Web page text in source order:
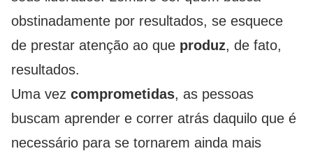
obstinadamente por resultados, se esquece
de prestar atenção ao que produz, de fato,
resultados.
Uma vez comprometidas, as pessoas
buscam aprender e correr atrás daquilo que é
necessário para se tornarem ainda mais